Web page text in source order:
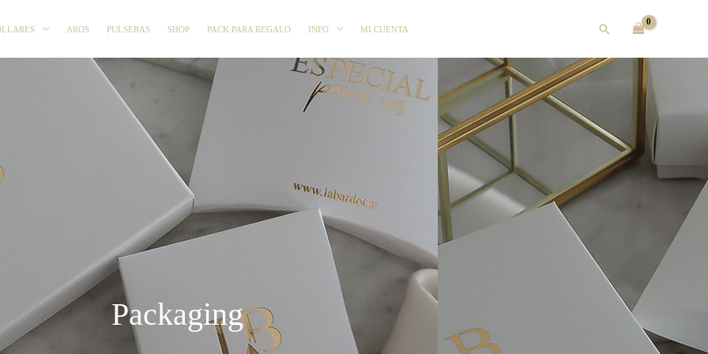
AROS PULSERAS SHOP PACK PARA REGALO INFO MI CUENTA Buscar
Packaging